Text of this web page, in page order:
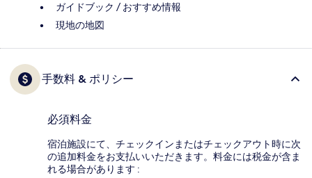
ガイドブック / おすすめ情報
現地の地図
手数料 & ポリシー
必須料金
宿泊施設にて、チェックインまたはチェックアウト時に次
の追加料金をお支払いいただきます。料金には税金が含ま
れる場合があります :